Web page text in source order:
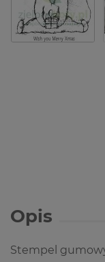
Opis
Stempel